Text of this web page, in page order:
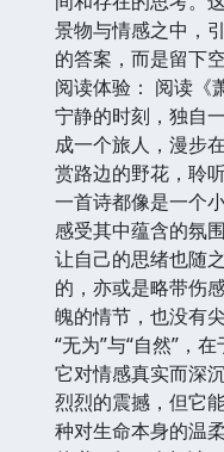
景物与情感之中，
的答案，而是留下
阅读体验： 阅读《
宁静的时刻，独自
成一个旅人，漫步
赏路边的野花，聆
一首诗都像是一个
感受其中蕴含的氛
让自己的思绪也随
的，亦或是略带伤
魄的情节，也没有
“无为”与“自然”，
它对情感真实而深
烈烈的震撼，但它
种对生命本身的温